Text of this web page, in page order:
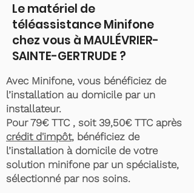
Le matériel de
téléassistance Minifone
chez vous à MAULÉVRIER-
SAINTE-GERTRUDE ?
Avec Minifone, vous bénéficiez de
l’installation au domicile par un
installateur.
Pour 79€ TTC , soit 39,50€ TTC après
crédit d'impôt, bénéficiez de
l’installation à domicile de votre
solution minifone par un spécialiste,
sélectionné par nos soins.